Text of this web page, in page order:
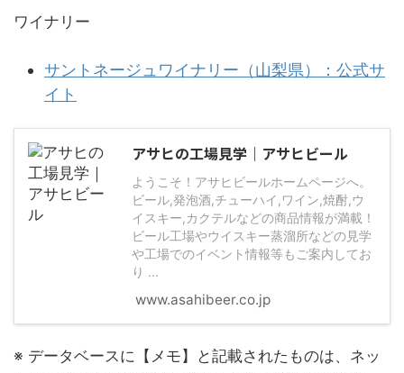
ワイナリー
サントネージュワイナリー（山梨県）：公式サ
イト
アサヒの工場見学｜アサヒビール
ようこそ！アサヒビールホームページへ。
ビール,発泡酒,チューハイ,ワイン,焼酎,ウ
イスキー,カクテルなどの商品情報が満載！
ビール工場やウイスキー蒸溜所などの見学
や工場でのイベント情報等もご案内してお
り ...
www.asahibeer.co.jp
※ データベースに【メモ】と記載されたものは、ネッ